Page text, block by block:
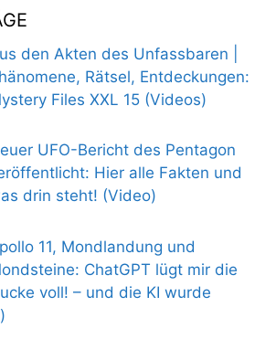
den Akten des Unfassbaren |
Rätsel, Entdeckungen:
Files XXL 15 (Videos)
UFO-Bericht des Pentagon
Hier alle Fakten und
drin steht! (Video)
11, Mondlandung und
ChatGPT lügt mir die
voll! – und die KI wurde